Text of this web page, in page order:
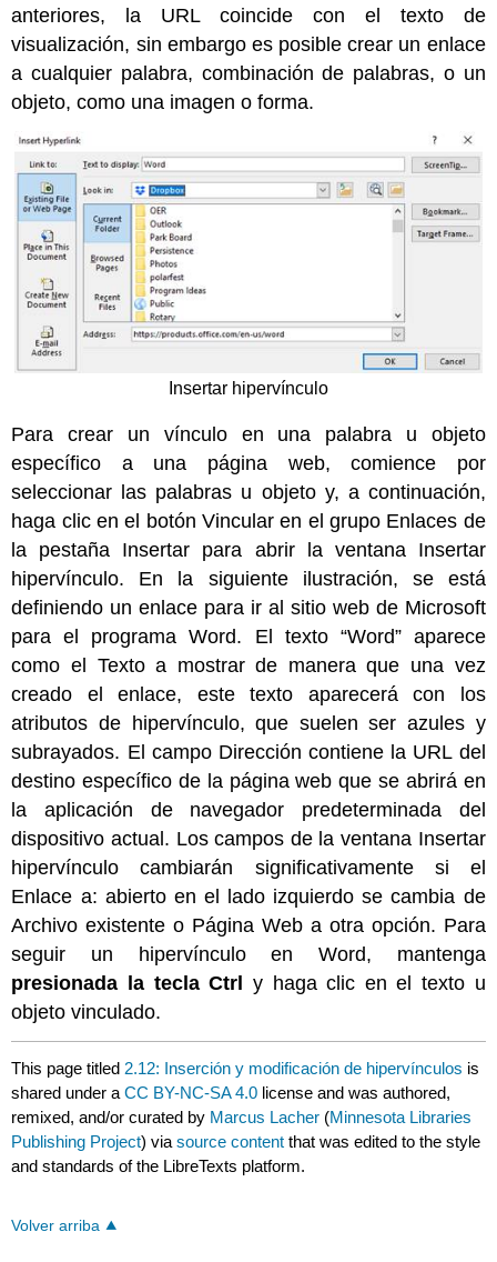
anteriores, la URL coincide con el texto de
visualización, sin embargo es posible crear un enlace
a cualquier palabra, combinación de palabras, o un
objeto, como una imagen o forma.
Insertar hipervínculo
Para crear un vínculo en una palabra u objeto
específico a una página web, comience por
seleccionar las palabras u objeto y, a continuación,
haga clic en el botón Vincular en el grupo Enlaces de
la pestaña Insertar para abrir la ventana Insertar
hipervínculo. En la siguiente ilustración, se está
definiendo un enlace para ir al sitio web de Microsoft
para el programa Word. El texto “Word” aparece
como el Texto a mostrar de manera que una vez
creado el enlace, este texto aparecerá con los
atributos de hipervínculo, que suelen ser azules y
subrayados. El campo Dirección contiene la URL del
destino específico de la página web que se abrirá en
la aplicación de navegador predeterminada del
dispositivo actual. Los campos de la ventana Insertar
hipervínculo cambiarán significativamente si el
Enlace a: abierto en el lado izquierdo se cambia de
Archivo existente o Página Web a otra opción. Para
seguir un hipervínculo en Word, mantenga
presionada la tecla Ctrl y haga clic en el texto u
objeto vinculado.
This page titled 2.12: Inserción y modificación de hipervínculos is
shared under aCC BY-NC-SA 4.0 license and was authored,
remixed, and/or curated by Marcus Lacher (Minnesota Libraries
Publishing Project) viasource content that was edited to the style
and standards of the LibreTexts platform.
Volver arriba